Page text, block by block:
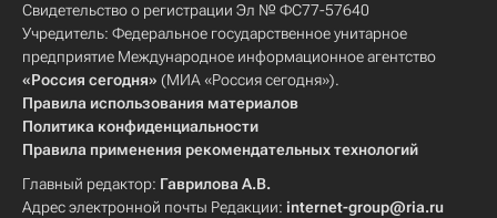
Свидетельство о регистрации Эл № ФС77-57640
Учредитель: Федеральное государственное унитарное
предприятие Международное информационное агентство
«Россия сегодня» (МИА «Россия сегодня»).
Правила использования материалов
Политика конфиденциальности
Правила применения рекомендательных технологий
Главный редактор: Гаврилова А.В.
Адрес электронной почты Редакции: internet-group@ria.ru